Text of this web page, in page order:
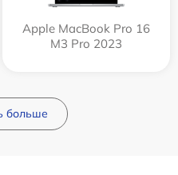
Apple MacBook Pro 16
M3 Pro 2023
больше